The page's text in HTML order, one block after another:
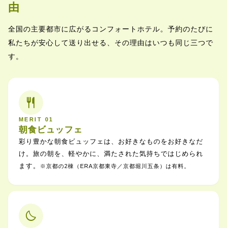
由
全国の主要都市に広がるコンフォートホテル。予約のたびに
私たちが安心して送り出せる、その理由はいつも同じ三つで
す。
restaurant
MERIT 01
朝食ビュッフェ
彩り豊かな朝食ビュッフェは、お好きなものをお好きなだ
け。旅の朝を、軽やかに、満たされた気持ちではじめられ
ます。
※京都の2棟（ERA京都東寺／京都堀川五条）は有料。
bedtime